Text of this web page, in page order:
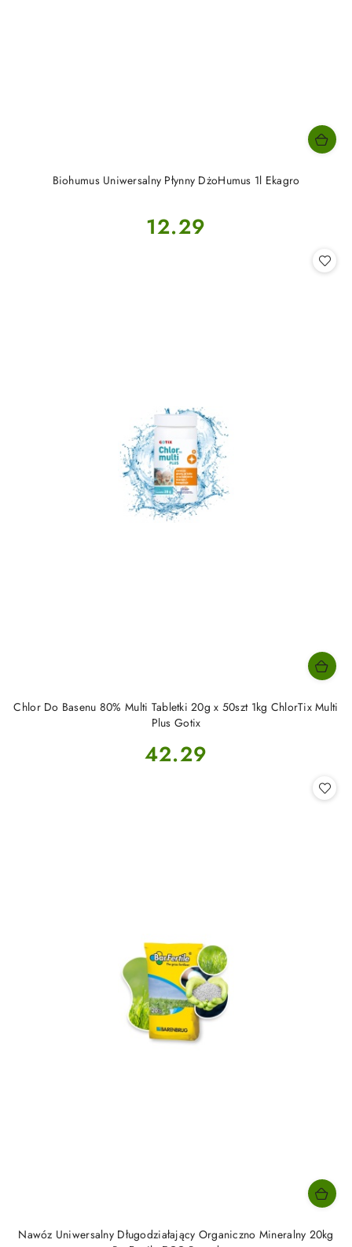
Biohumus Uniwersalny Płynny DżoHumus 1l Ekagro
Cena:
12.29
Chlor Do Basenu 80% Multi Tabletki 20g x 50szt 1kg ChlorTix Multi
Plus Gotix
Cena:
42.29
Nawóz Uniwersalny Długodziałający Organiczno Mineralny 20kg